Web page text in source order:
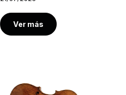
Ver más